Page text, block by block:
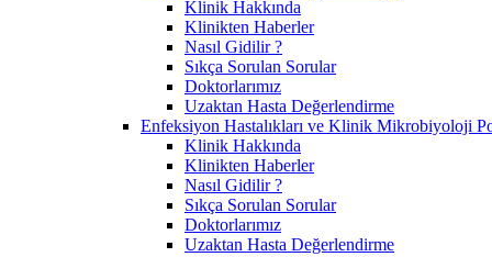
Klinik Hakkında
Klinikten Haberler
Nasıl Gidilir ?
Sıkça Sorulan Sorular
Doktorlarımız
Uzaktan Hasta Değerlendirme
Enfeksiyon Hastalıkları ve Klinik Mikrobiyoloji
Klinik Hakkında
Klinikten Haberler
Nasıl Gidilir ?
Sıkça Sorulan Sorular
Doktorlarımız
Uzaktan Hasta Değerlendirme